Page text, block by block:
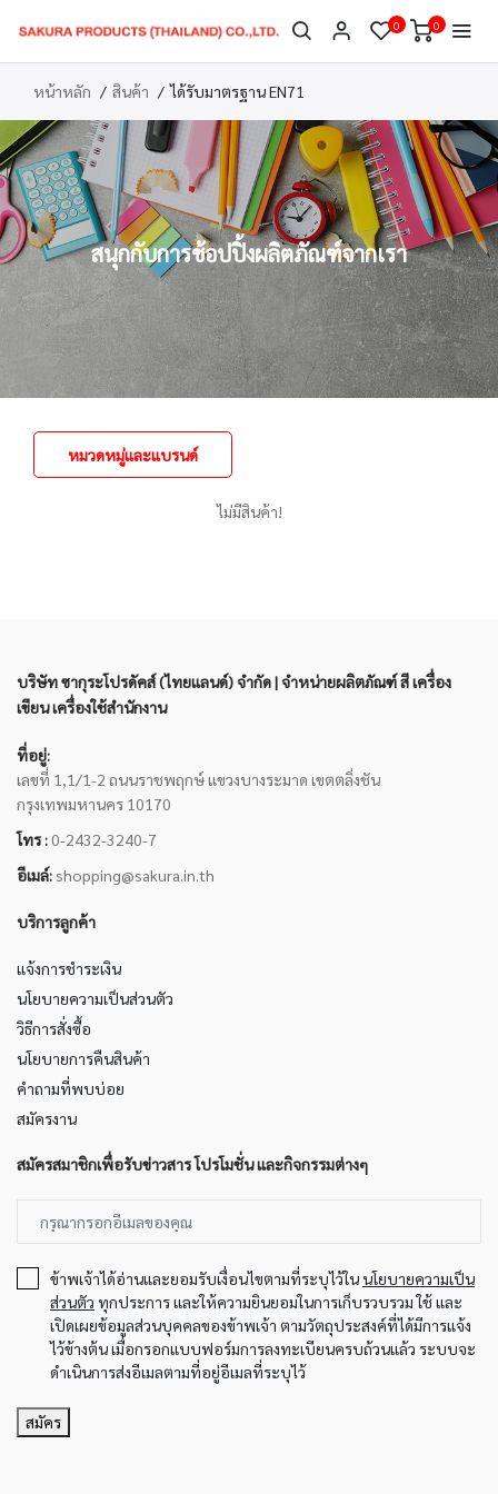
0 0
หน้าหลัก สินค้า ได้รับมาตรฐาน EN71
สนุกกับการช้อปปิ้งผลิตภัณฑ์จากเรา
หมวดหมู่และแบรนด์
ไม่มีสินค้า!
บริษัท ซากุระโปรดัคส์ (ไทยแลนด์) จำกัด | จำหน่ายผลิตภัณฑ์ สี เครื่อง
เขียน เครื่องใช้สำนักงาน
ที่อยู่:
เลขที่ 1,1/1-2 ถนนราชพฤกษ์ แขวงบางระมาด เขตตลิ่งชัน
กรุงเทพมหานคร 10170
โทร : 0-2432-3240-7
อีเมล์: shopping@sakura.in.th
บริการลูกค้า
แจ้งการชำระเงิน
นโยบายความเป็นส่วนตัว
วิธีการสั่งซื้อ
นโยบายการคืนสินค้า
คำถามที่พบบ่อย
สมัครงาน
สมัครสมาชิกเพื่อรับข่าวสาร โปรโมชั่น และกิจกรรมต่างๆ
ข้าพเจ้าได้อ่านและยอมรับเงื่อนไขตามที่ระบุไว้ในนโยบายความเป็น
ส่วนตัว ทุกประการ และให้ความยินยอมในการเก็บรวบรวม ใช้ และ
เปิดเผยข้อมูลส่วนบุคคลของข้าพเจ้า ตามวัตถุประสงค์ที่ได้มีการแจ้ง
ไว้ข้างต้น เมื่อกรอกแบบฟอร์มการลงทะเบียนครบถ้วนแล้ว ระบบจะ
ดำเนินการส่งอีเมลตามที่อยู่อีเมลที่ระบุไว้
สมัคร